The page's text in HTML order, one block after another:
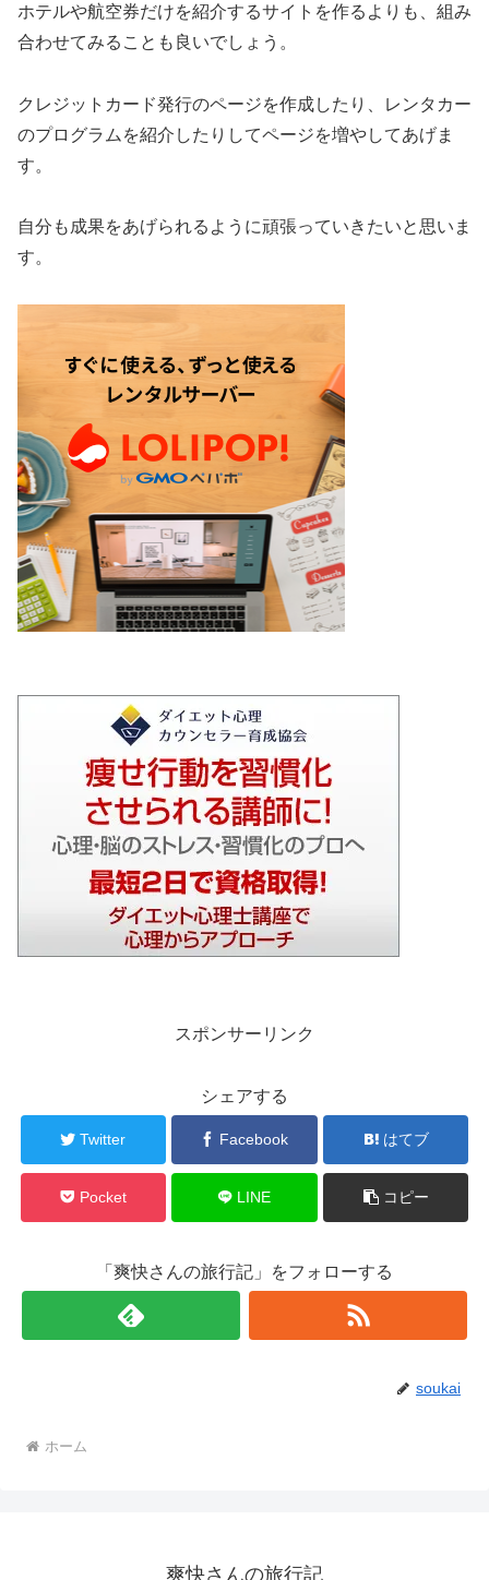
ホテルや航空券だけを紹介するサイトを作るよりも、組み
合わせてみることも良いでしょう。
クレジットカード発行のページを作成したり、レンタカー
のプログラムを紹介したりしてページを増やしてあげま
す。
自分も成果をあげられるように頑張っていきたいと思いま
す。
スポンサーリンク
シェアする
Twitter Facebook はてブ
Pocket LINE コピー
「爽快さんの旅行記」をフォローする
soukai
ホーム
爽快さんの旅行記